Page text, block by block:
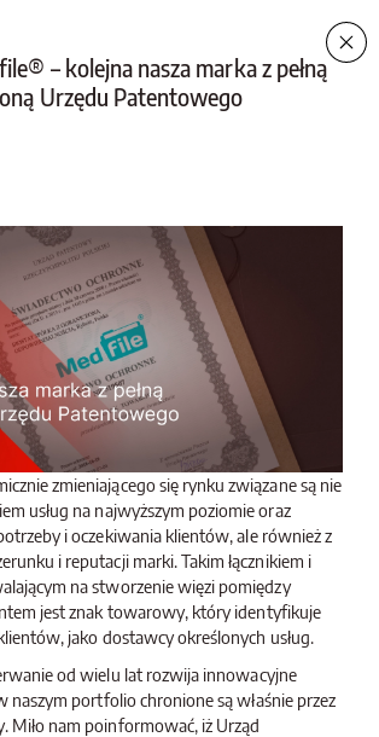
Rozwojowe
2024 2023
leków na odchudzanie bardziej niż
sondaż CBR Biostat dla HaloDoctor.pl
– kolejna nasza marka z pełną
Urzędu Patentowego
zmieniającego się rynku związane są nie
usług na najwyższym poziomie oraz
i oczekiwania klientów, ale również z
i reputacji marki. Takim łącznikiem i
na stworzenie więzi pomiędzy
jest znak towarowy, który identyfikuje
jako dostawcy określonych usług.
od wielu lat rozwija innowacyjne
naszym portfolio chronione są właśnie przez
Miło nam poinformować, iż Urząd